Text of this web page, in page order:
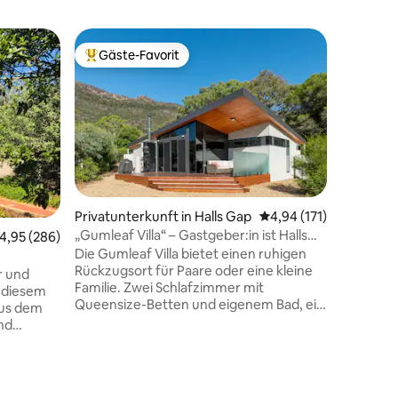
Bewertungen
Bewertung: 4,95 von 5, 286 Bewertungen
4,95 (286)
und
dem
Beliebter Gäste-Favorit.
Gäste-Favorit
Privatunterkunft in Halls Gap Durchschnittliche
4,94 (171)
„Gumleaf Villa“ – Gastgeber:in ist Halls
Gap Accommodation
Die Gumleaf Villa bietet einen ruhigen
Rückzugsort für Paare oder eine kleine
Familie. Zwei Schlafzimmer mit
Queensize-Betten und eigenem Bad, ein